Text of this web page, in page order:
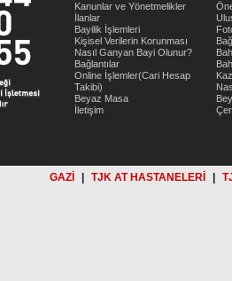
Kanunlar ve Yönetmelikler
İlanlar
Bayilik İşlemleri
Kişisel Verilerin Korunması
Nasıl Ganyan Bayi Olunur?
Bağlantılar
Online İşlemler(Cari Hesap
Takibi)
Beyaz Masa
İletişim
GAZİ TJK AT HASTANELERİ